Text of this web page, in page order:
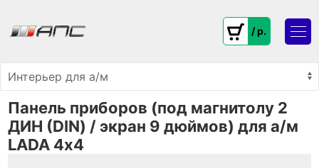
/ p.
Панель приборов (под магнитолу 2
ДИН (DIN) / экран 9 дюймов) для а/м
LADA 4х4